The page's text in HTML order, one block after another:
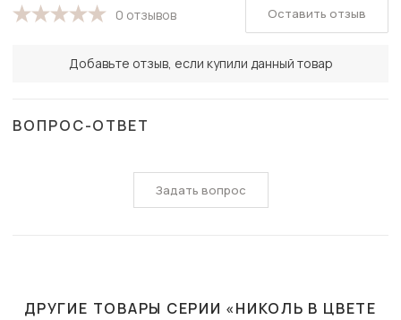
0 отзывов
Добавьте отзыв, если купили данный товар
Оставить отзыв
ВОПРОС-ОТВЕТ
Задать вопрос
ДРУГИЕ ТОВАРЫ СЕРИИ «НИКОЛЬ В ЦВЕТЕ